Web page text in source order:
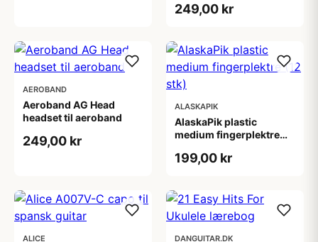
249,00 kr
AEROBAND
Aeroband AG Head
headset til aeroband
249,00 kr
ALASKAPIK
AlaskaPik plastic
medium fingerplektre
199,00 kr
ALICE DANGUITAR.DK